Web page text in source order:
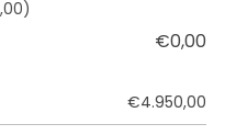
€0,00
€4.950,00